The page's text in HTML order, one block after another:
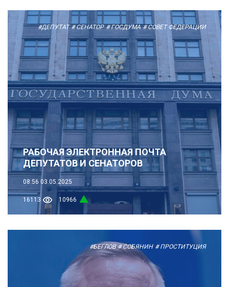
#ДЕПУТАТ # СЕНАТОР # ГОСДУМА # СОВЕТ ФЕДЕРАЦИИ
РАБОЧАЯ ЭЛЕКТРОННАЯ ПОЧТА
ДЕПУТАТОВ И СЕНАТОРОВ
08:56 03.05.2025
16113 10966
#БЕГЛОВ # СОБЯНИН # ПРОСТИТУЦИЯ